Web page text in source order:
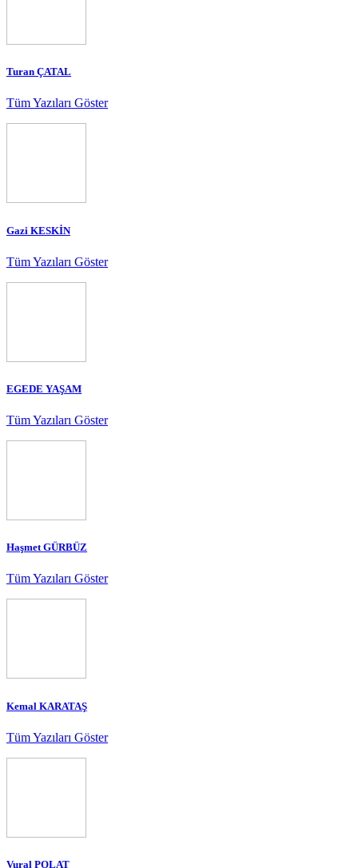
Turan ÇATAL
Tüm Yazıları Göster
Gazi KESKİN
Tüm Yazıları Göster
EGEDE YAŞAM
Tüm Yazıları Göster
Haşmet GÜRBÜZ
Tüm Yazıları Göster
Kemal KARATAŞ
Tüm Yazıları Göster
Vural POLAT